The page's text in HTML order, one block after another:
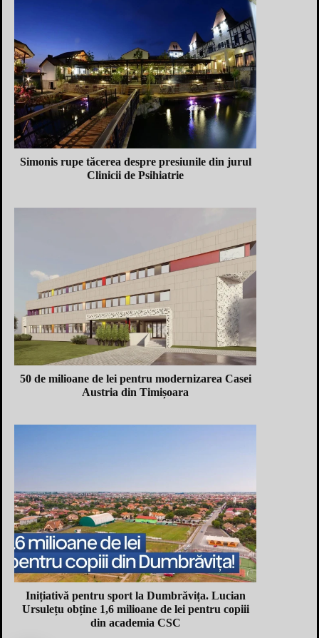
Simonis rupe tăcerea despre presiunile din jurul
Clinicii de Psihiatrie
50 de milioane de lei pentru modernizarea Casei
Austria din Timișoara
Inițiativă pentru sport la Dumbrăvița. Lucian
Ursulețu obține 1,6 milioane de lei pentru copiii
din academia CSC